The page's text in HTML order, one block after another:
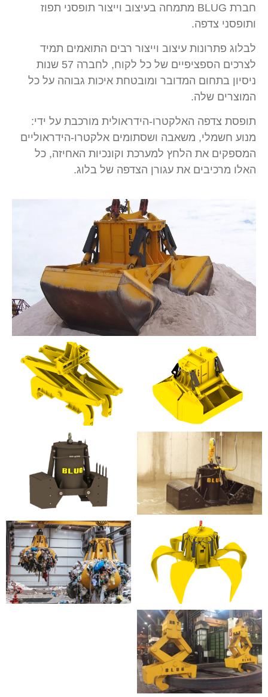
חברת BLUG מתמחה בעיצוב וייצור תופסני תפוז
ותופסני צדפה.
לבלוג פתרונות עיצוב וייצור רבים התואמים תמיד
לצרכים הספציפיים של כל לקוח, לחברה 57 שנות
ניסיון בתחום המדובר ומובטחת איכות גבוהה על כל
המוצרים שלה.
תופסת צדפה האלקטרו-הידראולית מורכבת על ידי:
מנוע חשמלי, משאבה ושסתומים אלקטרו-הידראוליים
המספקים את הלחץ למערכת וקונכיות האחיזה, כל
האלו מרכיבים את עגורן הצדפה של בלוג.